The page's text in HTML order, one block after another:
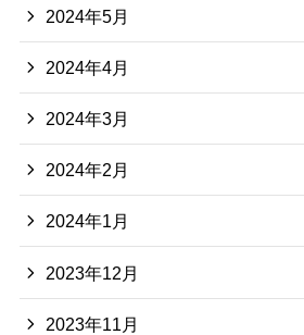
2024年5月
2024年4月
2024年3月
2024年2月
2024年1月
2023年12月
2023年11月